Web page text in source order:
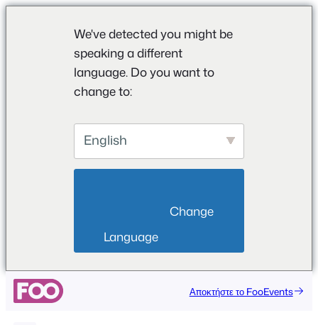
We've detected you might be
speaking a different
language. Do you want to
change to:
English
Language
Μετάβαση
Αποκτήστε το FooEvents